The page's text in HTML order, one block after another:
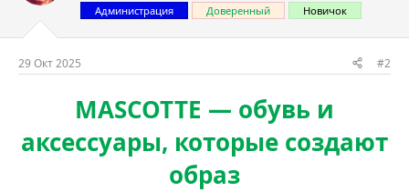
Администрация
Доверенный Новичок
29 Окт 2025 #2
MASCOTTE — обувь и
аксессуары, которые создают
образ